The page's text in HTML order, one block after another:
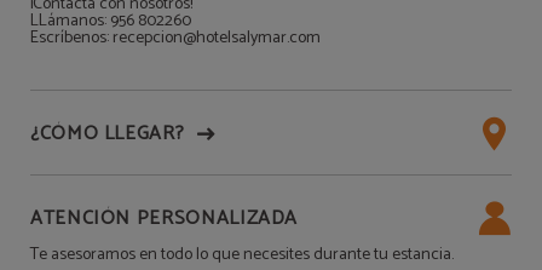
LLámanos: 956 802260
Escríbenos: recepcion@hotelsalymar.com
¿CÓMO LLEGAR?
ATENCIÓN PERSONALIZADA
Te asesoramos en todo lo que necesites durante tu estancia.